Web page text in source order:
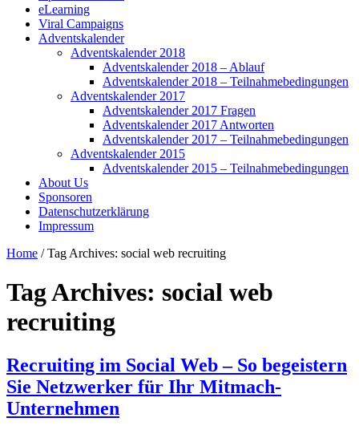
eLearning
Viral Campaigns
Adventskalender
Adventskalender 2018
Adventskalender 2018 – Ablauf
Adventskalender 2018 – Teilnahmebedingungen
Adventskalender 2017
Adventskalender 2017 Fragen
Adventskalender 2017 Antworten
Adventskalender 2017 – Teilnahmebedingungen
Adventskalender 2015
Adventskalender 2015 – Teilnahmebedingungen
About Us
Sponsoren
Datenschutzerklärung
Impressum
Home / Tag Archives: social web recruiting
Tag Archives: social web
recruiting
Recruiting im Social Web – So begeistern
Sie Netzwerker für Ihr Mitmach-
Unternehmen